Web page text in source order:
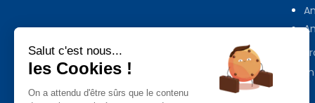
A
Salut c'est nous...
les Cookies !
On a attendu d'être sûrs que le contenu